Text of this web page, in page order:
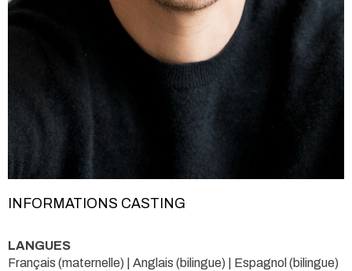
INFORMATIONS CASTING
LANGUES
Français (maternelle) | Anglais (bilingue) | Espagnol (bilingue)